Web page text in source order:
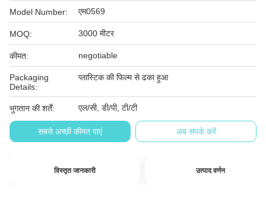
Model Number: एम0569
MOQ: 3000 मीटर
कीमत: negotiable
Packaging
Details:
प्लास्टिक की फिल्म से ढका हुआ
भुगतान की शर्तें: एल/सी, डी/पी, टी/टी
सबसे अच्छी कीमत पाएं अब संपर्क करें
विस्तृत जानकारी उत्पाद वर्णन